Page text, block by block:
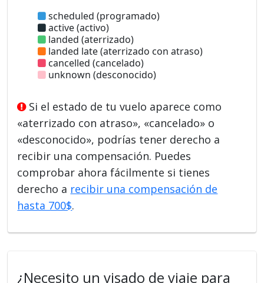
scheduled (programado)
active (activo)
landed (aterrizado)
landed late (aterrizado con atraso)
cancelled (cancelado)
unknown (desconocido)
Si el estado de tu vuelo aparece como
«aterrizado con atraso», «cancelado» o
«desconocido», podrías tener derecho a
recibir una compensación. Puedes
comprobar ahora fácilmente si tienes
derecho a recibir una compensación de
hasta 700$.
¿Necesito un visado de viaje para